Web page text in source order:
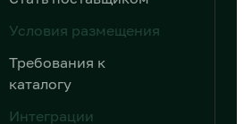
Условия размещения
Требования к
каталогу
Интеграции